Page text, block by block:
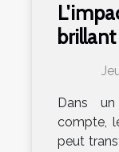
Dans
compte,
peut